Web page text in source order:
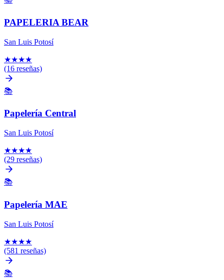
PAPELERIA BEAR
San Luis Potosí
★★★★
(16 reseñas)
📚
Papelería Central
San Luis Potosí
★★★★
(29 reseñas)
📚
Papelería MAE
San Luis Potosí
★★★★
(581 reseñas)
📚